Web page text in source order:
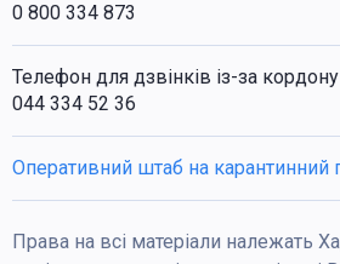
0 800 334 873
Телефон для дзвінків із-за кордону
044 334 52 36
Оперативний штаб на карантинний
Права на всі матеріали належать